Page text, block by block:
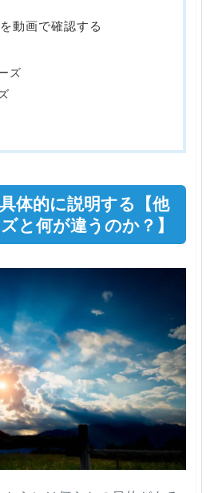
動画で確認する
ズ
体的に説明する【他
と何が違うのか？】